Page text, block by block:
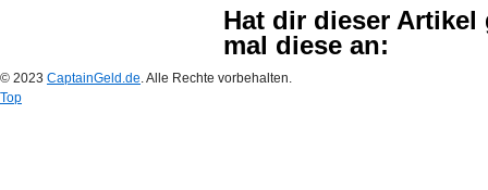
Hat dir dieser
mal diese an:
© 2023 CaptainGeld.de. Alle Rechte vorbehalten.
Top